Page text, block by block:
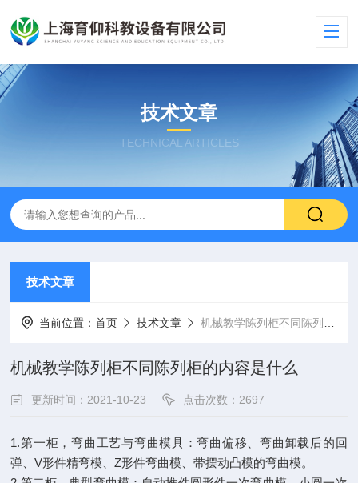
技术文章
TECHNICAL ARTICLES
技术文章
当前位置：首页 技术文章 机械教学陈列柜不同陈列柜的内容是什么
机械教学陈列柜不同陈列柜的内容是什么
更新时间：2021-10-23 点击次数：2697
1.第一柜，弯曲工艺与弯曲模具：弯曲偏移、弯曲卸载后的回
弹、V形件精弯模、Z形件弯曲模、带摆动凸模的弯曲模。